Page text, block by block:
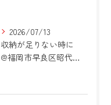
2026/07/13
収納が足りない時に
@福岡市早良区昭代のリフォーム